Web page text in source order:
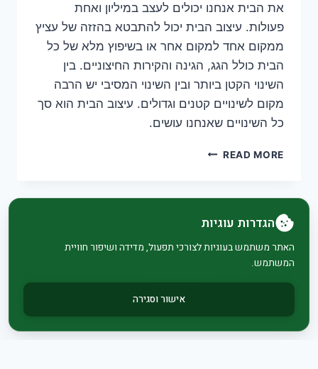
את הבית אנחנו יכולים לעצב במיליון ואחת
פעולות. עיצוב הבית יכול להתבטא בהזזה של עציץ
ממקום אחד למקום אחר או בשיפוץ מלא של כל
הבית כולל הגג, הגינה והקירות החיצוניים. בין
השינוי הקטן ביותר ובין השינוי המסיבי יש הרבה
מקום לשינויים קטנים וגדולים. עיצוב הבית הוא סך
כל השינויים שאנחנו עושים.
READ MOREשיפוץ
מלא
WP
הגדרות עוגיות
האתר משתמש בעוגיות לצורכי תפעול, מדידה ושיפור חוויית
המשתמש.
אישור וסגירה